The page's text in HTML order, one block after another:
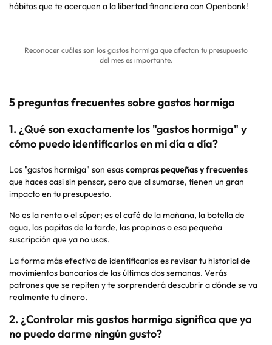
hábitos que te acerquen a la libertad financiera con Openbank!
Reconocer cuáles son los gastos hormiga que afectan tu presupuesto
del mes es importante.
5 preguntas frecuentes sobre gastos hormiga
1. ¿Qué son exactamente los "gastos hormiga" y
cómo puedo identificarlos en mi día a día?
Los "gastos hormiga" son esascompras pequeñas y frecuentes
que haces casi sin pensar, pero que al sumarse, tienen un gran
impacto en tu presupuesto.
No es la renta o el súper; es el café de la mañana, la botella de
agua, las papitas de la tarde, las propinas o esa pequeña
suscripción que ya no usas.
La forma más efectiva de identificarlos es revisar tu historial de
movimientos bancarios de las últimas dos semanas. Verás
patrones que se repiten y te sorprenderá descubrir a dónde se va
realmente tu dinero.
2. ¿Controlar mis gastos hormiga significa que ya
no puedo darme ningún gusto?